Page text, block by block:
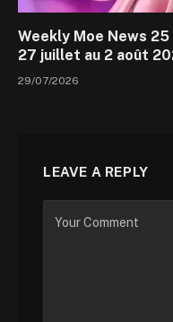
Weekly Moe News
27 juillet au 2 août
29/07/2026
LEAVE A REPLY